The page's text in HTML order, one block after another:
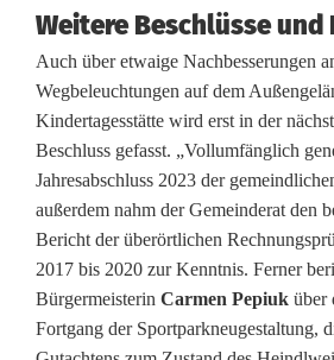
J
u
g
e
n
d
a
r
Weitere Beschlüsse
Auch über etwaige Nachbesserungen
Wegbeleuchtungen auf dem
Kindertagesstätte wird erst in der
Beschluss gefasst. „Vollumfänglich
Jahresabschluss 2023 der
außerdem nahm der Gemeinderat den
Bericht der überörtlichen
2017 bis 2020 zur Kenntnis. Ferner
Bürgermeisterin Carmen Pepiuk über
Fortgang der Sportparkneugestaltung,